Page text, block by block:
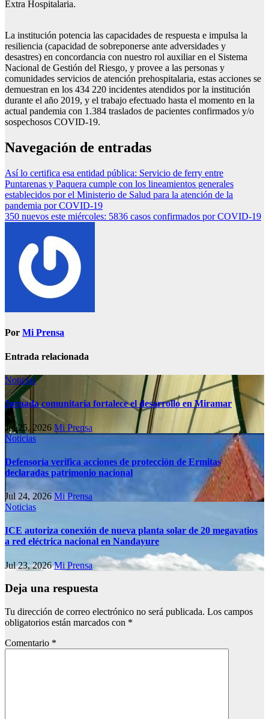
Extra Hospitalaria.
La institución potencia las capacidades de respuesta e impulsa la
resiliencia (capacidad de sobreponerse ante adversidades y
desastres) en concordancia con nuestro rol auxiliar en el Sistema
Nacional de Gestión del Riesgo, y provee a las personas y
comunidades servicios de atención prehospitalaria, estas acciones se
demuestran en los 434 220 incidentes atendidos por la institución
durante el año 2019, y el trabajo efectuado hasta el momento en la
actual pandemia con 1.384 traslados de pacientes confirmados y/o
sospechosos COVID-19.
Navegación de entradas
Así lo certifica esa entidad pública: Servicio de ferry entre
Puntarenas y Paquera cumple con los lineamientos generales
establecidos por el Ministerio de Salud para la atención de la
pandemia por COVID-19
350 nuevos este miércoles: 5836 casos confirmados por COVID-19
Por Mi Prensa
Entrada relacionada
Noticias
Jornada comunitaria fortalece el desarrollo en Miramar
Jul 25, 2026 Mi Prensa
Noticias
Defensoría verifica acciones de protección de Ermitas
declaradas patrimonio nacional
Jul 24, 2026Mi Prensa
Noticias
ICE autoriza conexión de nueva planta solar de 20 megavatios
a red eléctrica nacional en Nandayure
Jul 23, 2026Mi Prensa
Deja una respuesta
Tu dirección de correo electrónico no será publicada. Los campos
obligatorios están marcados con *
Comentario *